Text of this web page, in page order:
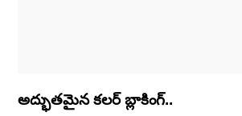
అద్భుతమైన కలర్ బ్లాకింగ్..